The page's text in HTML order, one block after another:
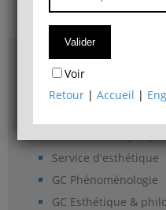
Accès & plans
Bibliothèque du
Service d'esthétique
GC Phénoménologie
GC Esthétique &
Voir
Retour |Accueil |